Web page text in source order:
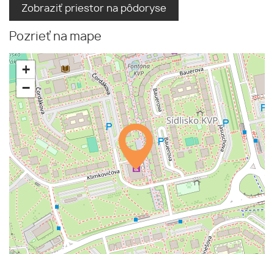
Zobraziť priestor na pôdoryse
Pozrieť na mape
+
−